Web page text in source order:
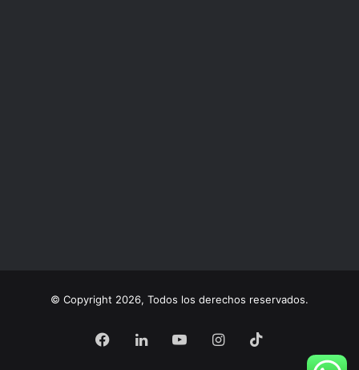
© Copyright 2026, Todos los derechos reservados.
Facebook
LinkedInYouTubeInstagram